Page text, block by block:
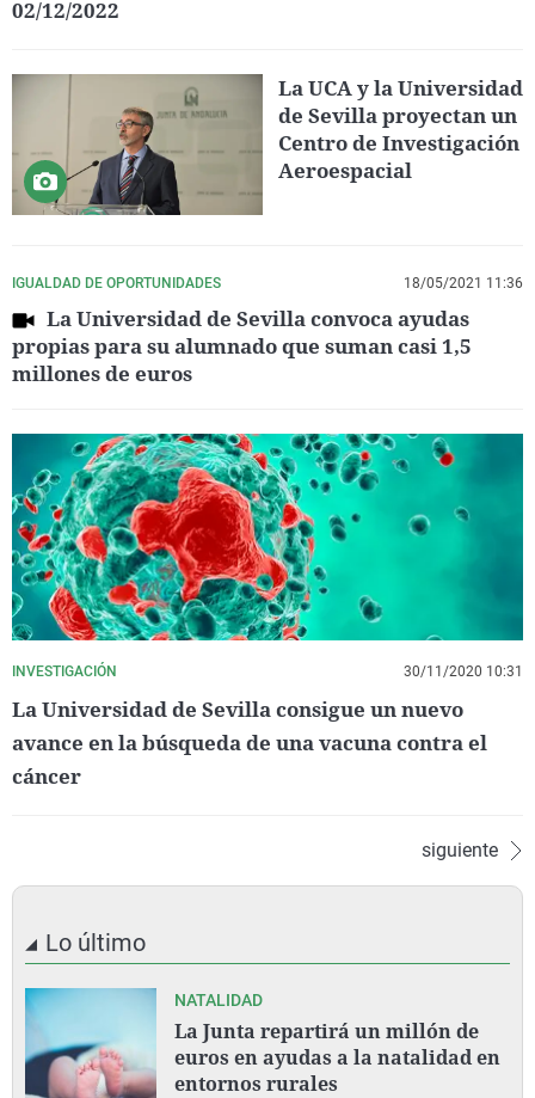
02/12/2022
La UCA y la Universidad
de Sevilla proyectan un
Centro de Investigación
Aeroespacial
IGUALDAD DE OPORTUNIDADES 18/05/2021 11:36
La Universidad de Sevilla convoca ayudas
propias para su alumnado que suman casi 1,5
millones de euros
INVESTIGACIÓN 30/11/2020 10:31
La Universidad de Sevilla consigue un nuevo
avance en la búsqueda de una vacuna contra el
cáncer
siguiente
Lo último
NATALIDAD
La Junta repartirá un millón de
euros en ayudas a la natalidad en
entornos rurales